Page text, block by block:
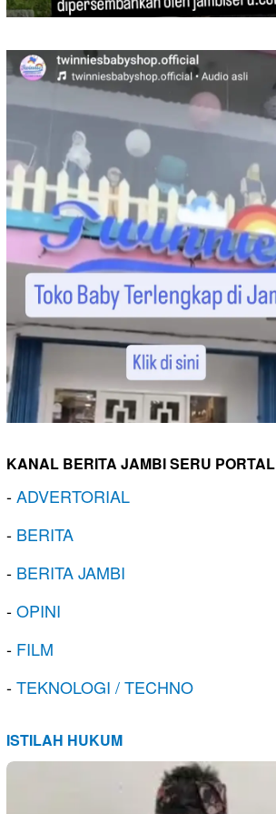
KANAL BERITA JAMBI SERU PORTAL
-ADVERTORIAL
- BERITA
- BERITA JAMBI
-OPINI
- FILM
-TEKNOLOGI / TECHNO
ISTILAH HUKUM